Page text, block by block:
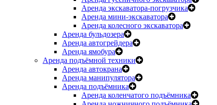
Аренда экскаватора-погрузчика
Аренда мини-экскаватора
Аренда колесного экскаватора
Аренда бульдозера
Аренда автогрейдера
Аренда ямобура
Аренда подъёмной техники
Аренда автокрана
Аренда манипулятора
Аренда подъёмника
Аренда коленчатого подъёмника